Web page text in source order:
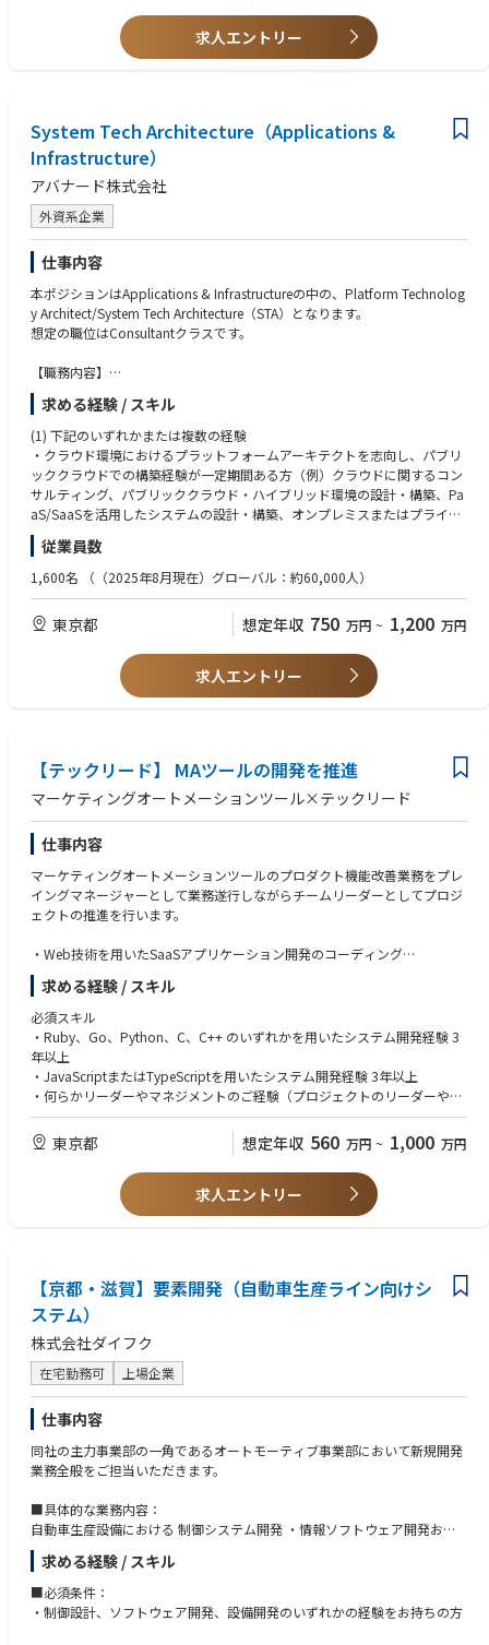
・大創産業のサプライチェーンを支える業務部門の抱える課題に対し、シ
ステム化による改善を実現します。
・業務部門とITベンダーとの橋渡しやスムーズなコミュニケーション等を
期待しています。
・ステークホルダーとの調整なども担当いただきます。
③インフラエンジニア
・日本国内のグループ全社のインフラの構築／管理をご担当頂きます。
・主な領域としては、ネットワーク、サーバ、セキュリティ、AWS、があ
ります。領域毎に個別にご担当頂くことを想定しています。
・自社で構築する領域もありますので、方針決定から構築、運用をしてい
ただくことを期待しています。
④インフラマネジャー候補
・グローバルのインフラの管理、方針決定、インフラエンジニアのマネジ
メントをご担当いただきます。
・海外については方針決定、統制いただくことを期待しています。
・インフラ全領域の基本的な知識があり、施策の判断していただくことを
期待しています。
⑤オペレーションマネジャー候補
・グローバルでのインフラ、アプリの運用、監視のマネジメントをご担当
いただきます。
・日本向けには、ヘルプデスク、キッティング等もマネジメント頂くこと
を期待しています。
・海外に対しては、グローバルで展開しているシステムの運用・監視はご
担当範囲ですが、各国で対応するシステムは方針決定、統制をご担当範囲
としています。
・新システム導入の際には、本番稼働可不可のご判断を頂くなども期待し
求人エントリー
System Tech Architecture（Applications &
Infrastructure）
アバナード株式会社
外資系企業
仕事内容
本ポジションはApplications & Infrastructureの中の、Platform Technolog
y Architect/System Tech Architecture（STA）となります。
想定の職位はConsultantクラスです。
【職務内容】
アバナードのSystem Tech Architecture組織では、パブリッククラウドの代
表格であるマイクロソフトAzureに関与し、その技術を極めることが可能
な環境が整っています。 グローバルに在籍しているマイクロソフト技術の
エキスパートと意見を交換しながら、自己研鑽を深め、様々な業種のお客
様の難問を解決することができます。これは、マーケットで高く評価され
るAzureアーキテクトとして活躍し、さらなるキャリアを築くための絶好
のポジションです。
【主な役割】
プラットフォームテクノロジーアーキテクトとして、クライアントのニー
ズや課題を解決策に変換し、ビジョンの創出、クラウドシステム・GenAI
活用を活用するためのプラットフォームアーキテクチャ評価、技術選定、
見積もりをサポートします。
【具体的な業務内容】
・クラウドベースのソリューションを設計する
ス、アプリケーション、ソリューションの仕様を開発する
・クラウド管理プラットフォームの展開を推進し、その性能を評価し、改
善を実施する
・ビジネスの問題に対するITアーキテクチャ（統合プロセス、アプリケー
ション、データ、技術）ソリューションを、企業アーキテクチャの方向性
・内部および外部（クライアント）の期待に応えるか、それを超えるソフ
トウェア資産の設計、開発、強化を行う機能横断型開発チームの監督・管
理を行う
積極的な行動とその業務への責任を持たせる
・責任、品質、コミットメント、成長、革新を促進する環境を創出し、必
要に応じて販売プロセスをサポートする
【アバナードで働くことの魅力】
・マイクロソフトテクノロジーを活用したソリューションを展開するリー
ディングカンパニーで働くこと
・19度目のマイクロソフト グローバル SI パートナー アワードを受賞（20
24年）
・充実したトレーニングプログラム（年間80時間以上、認定資格取得への
・テクノロジーやスキル向上のための豊富なグローバルリソースの活用
・全ての社員のキャリアを支援するキャリアアドバイザー制度
・風通しが良く、チームワークで仕事を進められる環境
だけではなく、先進的な技術を活用した新たな経験やテクノロジーに対す
る強い情熱を満たすことができるトレーニングプログラムなど、プロフェ
ッショナルとしての更なる成長を遂げることができる数多くの機会が存在
します。
アバナードは、インクルージョン＆ダイバーシティ（I&D）の文化の醸成
に力を注ぎ、この多様性を通じて、革新性や創造性を培い、クライアント
や社会に貢献しています。豊富な経験を持つ60,000人以上のプロフェッシ
ョナルが世界中におり、相互に協力しながらプロジェクトを遂行するチー
ムワークのカルチャーの中で、継続的に学ぶことができるトレーニングプ
ログラムやキャリアアドバイザー制度を活用しながら、新たなキャリアを
チームワーク、新たなテクノロジーの習得を通じて、クライアントの問題
解決に応えるアバナードは、その先で私達の仕事の結果、人の働き方、コ
ミュニケーションやコラボレーションなど真のヒューマンインパクトをも
たらせることができるかを原動力に日々活躍しています。
求める経験 / スキル
(1) 下記のいずれかまたは複数の経験
・クラウド環境におけるプラットフォームアーキテクトを志向し、パブリ
ッククラウドでの構築経験が一定期間ある方（例）クラウドに関するコン
サルティング、パブリッククラウド・ハイブリッド環境の設計・構築、Pa
aS/SaaSを活用したシステムの設計・構築、オンプレミスまたはプライベ
ートクラウド環境の設計・構築、アプリケーションを考慮したクラウドネ
イティブ環境の設計・構築等
展開の経験
(2) リーダーシップのご経験
ら成果創出に貢献した経験
(3) その他
・ビジネスレベルの日本語（JLPT:N1目安）
・Officeアプリケーションを使用した各種資料の作成、レビュー経験
従業員数
1,600名 （（2025年8月現在）グローバル：約60,000人）
東京都 想定年収 750 万円 ~ 1,200 万円
求人エントリー
【テックリード】 MAツールの開発を推進
マーケティングオートメーションツール×テックリード
仕事内容
マーケティングオートメーションツールのプロダクト機能改善業務をプレ
イングマネージャーとして業務遂行しながらチームリーダーとしてプロジ
ェクトの推進を行います。
・Web技術を用いたSaaSアプリケーション開発のコーディング
・開発したプロダクトの動作検証、品質保証のための評価
・機能改善プロジェクトの立ち上げ、プロジェクトの計画策定
・機能改善プロジェクトの進捗管理、課題管理、品質管理、コスト管理
・チームメンバーの1on1を含めた管理監督、育成に関するグループ長の
補助
［プロジェクトマネジメントと開発実務の割合イメージ］
課題管理、コスト管理（人/時間/予算など)、リソース管理、チームメンバ
ーの1on1などのマネジメント業務: 3割
[将来的なキャリア]
スペシャリスト・マネジメントのそれぞれのキャリアの道がございます。
［既存の仕組みや枠にとらわれず主体的に業務に取り組める環境］
・まだまだ整っていない環境で変化の多い会社ではありますが、一人ひと
りの裁量が大きく幅広い業務にかかわっていただくことが出来ます。主体
的に考え、行動し臨機応変に業務に取り組みたい方歓迎です。
［企画～運用、保守まで幅広い業務にかかわることが可能］
・機能開発等の企画、実現するための計画作りや技術選定から実装（コー
ディング）まで幅広い業務に携わっていただけます。
・Ruby・Go・Java・Python・JavaScriptなど、『適材適所』で技術選定
ます）
求める経験 / スキル
必須スキル
・Ruby、Go、Python、C、C++ のいずれかを用いたシステム開発経験 3
年以上
・JavaScriptまたはTypeScriptを用いたシステム開発経験 3年以上
・何らかリーダーやマネジメントのご経験（プロジェクトのリーダーやメ
ンバーのメンター経験なども可）
・MySQLまたはPostgreSQL等のRDBMSの使用経験 3年以上
・Linux、UNIX系サーバを用いたシステム開発経験 3年以上
・システムの要件定義・基本設計の経験
・複数のプログラミング言語によるシステム開発経験（Ruby以外の言語
試験、データベーススペシャリスト試験、ネットワークスペシャリスト試
験、情報処理安全確保技術者試験等）
・各ベンダーの実施する認定試験の合格経験
・アジャイル開発（スクラム開発）の認定
求める人物像
・組織やチームの課題について考え、解決策を模索する探究心のある方。
・チームの成功や、成長を喜ぶことができ、チームを導ける方。
・効果的なチームビルディングと、メンバーの成長をサポートすることが
できる方。
・困難な課題や高い目標にも冷静に向き合い、粘り強く対処できる方（レ
ジリエンスの高い方）
ることができる方。
東京都 想定年収 560 万円 ~ 1,000 万円
求人エントリー
【京都・滋賀】要素開発（自動車生産ライン向けシ
ステム）
株式会社ダイフク
在宅勤務可 上場企業
仕事内容
同社の主力事業部の一角であるオートモーティブ事業部において新規開発
業務全般をご担当いただきます。
■具体的な業務内容：
自動車生産設備における 制御システム開発 ・情報ソフトウェア開発およ
び、設備立ち上げから改善まで、幅広く技術を発揮できる業務です。
以下いずれかの業務に従事いただきます。
①AGV／AMR 本体制御開発（Vehicle Control）
求める経験 / スキル
■必須条件：
・制御設計、ソフトウェア開発、設備開発のいずれかの経験をお持ちの方